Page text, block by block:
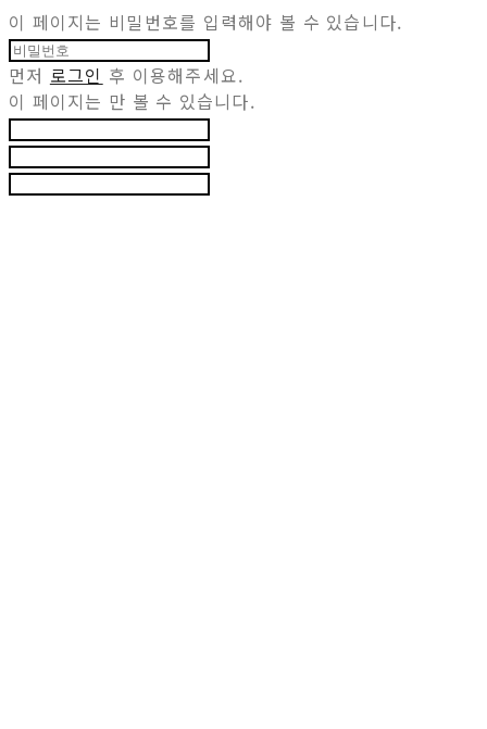
이 페이지는 비밀번호를 입력해야 볼 수 있습니다.
먼저 로그인 후 이용해주세요.
이 페이지는 만 볼 수 있습니다.